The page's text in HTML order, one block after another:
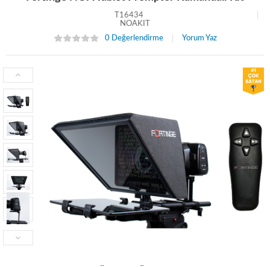
T16434
NOAKIT
0 Değerlendirme
Yorum Yaz